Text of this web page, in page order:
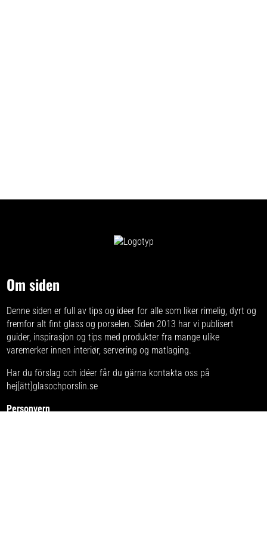
Om siden
Denne siden er full av tips og ideer for alle som liker rimelig, dyrt og
fremfor alt fint glass og porselen. Siden 2013 har vi publisert
guider, inspirasjon og tips med produkter fra mange ulike
varemerker innen interiør, servering og matlaging.
Har du förslag och idéer får du gärna kontakta oss på
hej[ätt]glasochporslin.se
Personvern